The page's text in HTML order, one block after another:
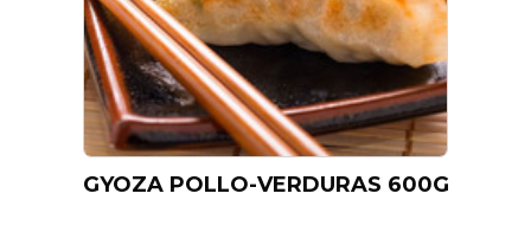
GYOZA POLLO-VERDURAS 600G